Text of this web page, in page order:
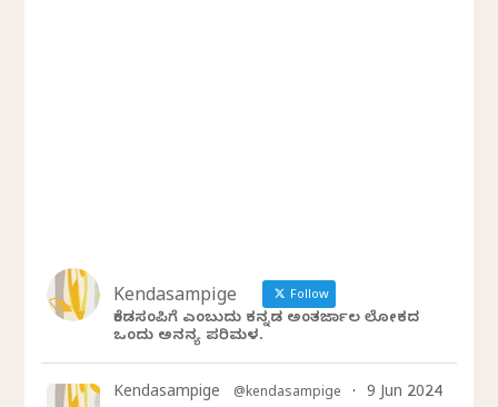
Kendasampige Follow
ಕೆಂಡಸಂಪಿಗೆ ಎಂಬುದು ಕನ್ನಡ ಅಂತರ್ಜಾಲ ಲೋಕದ
ಒಂದು ಅನನ್ಯ ಪರಿಮಳ.
Kendasampige @kendasampige · 9 Jun 2024